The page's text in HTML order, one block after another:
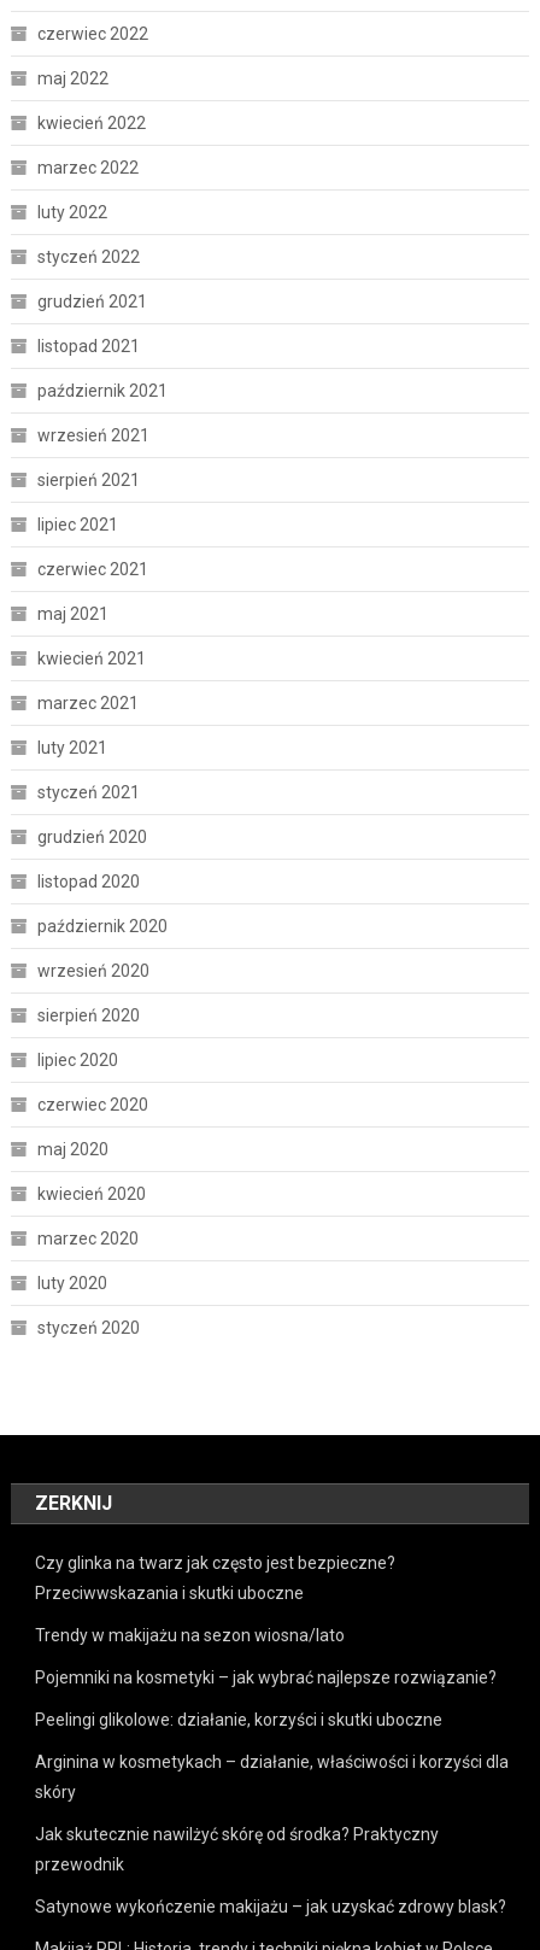
czerwiec 2022
maj 2022
kwiecień 2022
marzec 2022
luty 2022
styczeń 2022
grudzień 2021
listopad 2021
październik 2021
wrzesień 2021
sierpień 2021
lipiec 2021
czerwiec 2021
maj 2021
kwiecień 2021
marzec 2021
luty 2021
styczeń 2021
grudzień 2020
listopad 2020
październik 2020
wrzesień 2020
sierpień 2020
lipiec 2020
czerwiec 2020
maj 2020
kwiecień 2020
marzec 2020
luty 2020
styczeń 2020
ZERKNIJ
Czy glinka na twarz jak często jest bezpieczne?
Przeciwwskazania i skutki uboczne
Trendy w makijażu na sezon wiosna/lato
Pojemniki na kosmetyki – jak wybrać najlepsze rozwiązanie?
Peelingi glikolowe: działanie, korzyści i skutki uboczne
Arginina w kosmetykach – działanie, właściwości i korzyści dla
skóry
Jak skutecznie nawilżyć skórę od środka? Praktyczny
przewodnik
Satynowe wykończenie makijażu – jak uzyskać zdrowy blask?